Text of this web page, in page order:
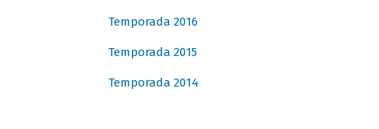
Temporada 2016
Temporada 2015
Temporada 2014